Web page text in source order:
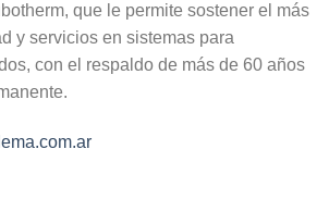
que le permite sostener el más
y servicios en sistemas para
con el respaldo de más de 60 años